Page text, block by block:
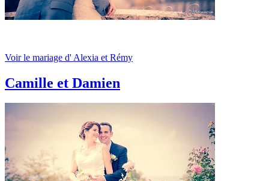
Voir le mariage d' Alexia et Rémy
Camille et Damien